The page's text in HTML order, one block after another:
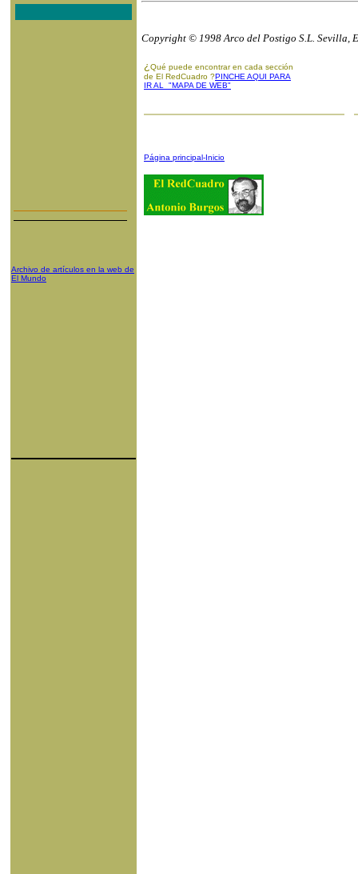
Archivo de artículos en la web de
El Mundo
Copyright © 1998 Arco del Postigo S.L. Sevilla,
¿ Qué puede encontrar en cada sección
de El RedCuadro ?PINCHE AQUI PARA
IR AL "MAPA DE WEB"
Página principal-Inicio